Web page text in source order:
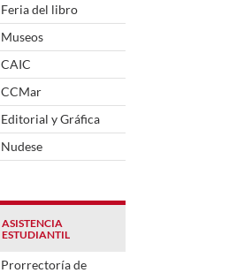
Feria del libro
Museos
CAIC
CCMar
Editorial y Gráfica
Nudese
ASISTENCIA
ESTUDIANTIL
Prorrectoría de